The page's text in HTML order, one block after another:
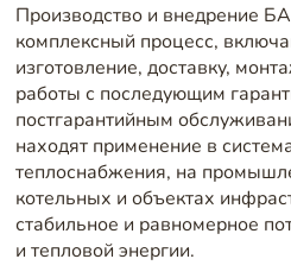
Производство и внедрение
комплексный процесс,
изготовление, доставку,
работы с последующим
постгарантийным
находят применение в
теплоснабжения, на
котельных и объектах
стабильное и равномерное
и тепловой энергии.